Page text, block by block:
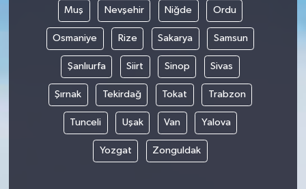
Muş Nevşehir Niğde Ordu
Osmaniye Rize Sakarya Samsun
Şanlıurfa Siirt Sinop Sivas
Şırnak Tekirdağ Tokat Trabzon
Tunceli Uşak Van Yalova
Yozgat Zonguldak